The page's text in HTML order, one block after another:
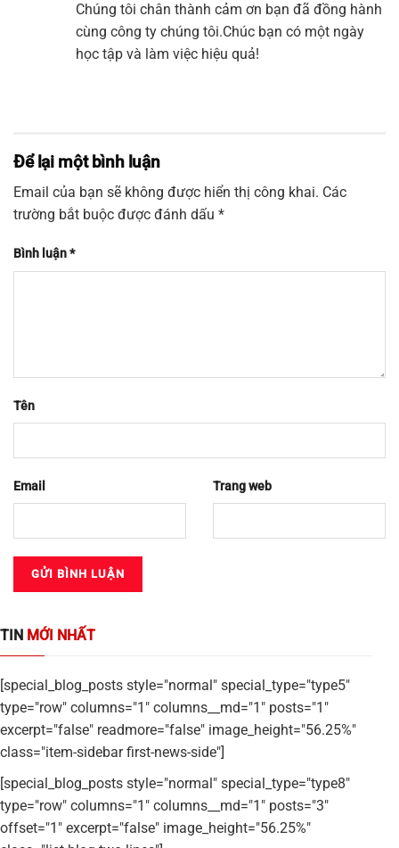
Chúng tôi chân thành cảm ơn bạn đã đồng hành
cùng công ty chúng tôi.Chúc bạn có một ngày
học tập và làm việc hiệu quả!
Để lại một bình luận
Email của bạn sẽ không được hiển thị công khai. Các
trường bắt buộc được đánh dấu *
Bình luận*
Tên
Email Trang web
TIN MỚI NHẤT
[special_blog_posts style="normal" special_type="type5"
type="row" columns="1" columns__md="1" posts="1"
excerpt="false" readmore="false" image_height="56.25%"
class="item-sidebar first-news-side"]
[special_blog_posts style="normal" special_type="type8"
type="row" columns="1" columns__md="1" posts="3"
offset="1" excerpt="false" image_height="56.25%"